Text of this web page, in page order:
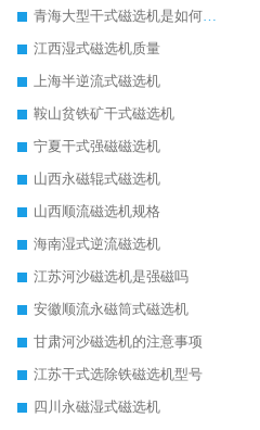
青海大型干式磁选机是如何选矿的
江西湿式磁选机质量
上海半逆流式磁选机
鞍山贫铁矿干式磁选机
宁夏干式强磁磁选机
山西永磁辊式磁选机
山西顺流磁选机规格
海南湿式逆流磁选机
江苏河沙磁选机是强磁吗
安徽顺流永磁筒式磁选机
甘肃河沙磁选机的注意事项
江苏干式选除铁磁选机型号
四川永磁湿式磁选机